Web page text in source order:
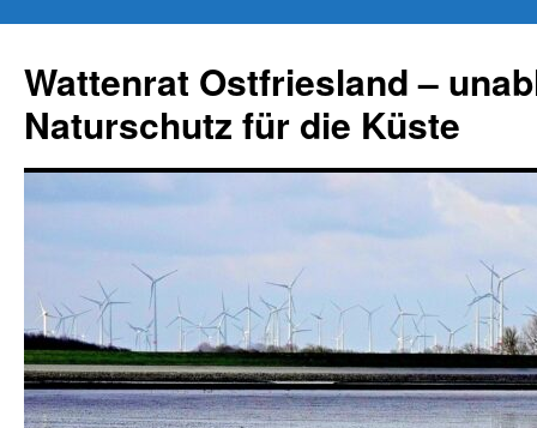
springen
Wattenrat Ostfriesland –
Naturschutz für die Küste